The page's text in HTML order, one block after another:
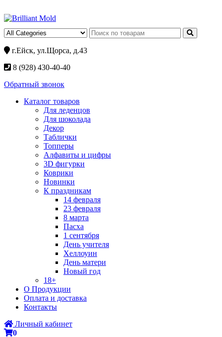
г.Ейск, ул.Щорса, д.43
8 (928) 430-40-40
Обратный звонок
Каталог товаров
Для леденцов
Для шоколада
Декор
Таблички
Топперы
Алфавиты и цифры
3D фигурки
Коврики
Новинки
К праздникам
14 февраля
23 февраля
8 марта
Пасха
1 сентября
День учителя
Хеллоуин
День матери
Новый год
18+
О Продукции
Оплата и доставка
Контакты
Личный кабинет
0